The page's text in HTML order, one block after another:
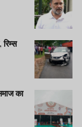
का